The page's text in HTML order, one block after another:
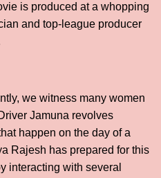
is produced at a whopping
and top-league producer
we witness many women
Jamuna revolves
happen on the day of a
Rajesh has prepared for this
interacting with several